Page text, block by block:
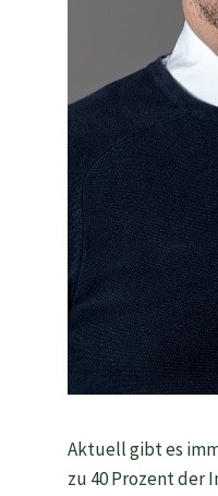
Aktuell gibt es
zu 40 Prozent der